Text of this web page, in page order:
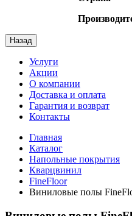
Назад
Услуги
Акции
О компании
Доставка и оплата
Гарантия и возврат
Контакты
Главная
Каталог
Напольные покрытия
Кварцвинил
FineFloor
Виниловые полы